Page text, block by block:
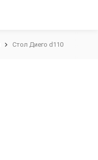
Стол Диего d110